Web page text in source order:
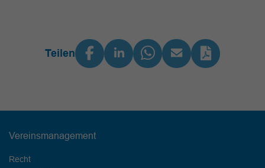
Teilen
Vereinsmanagement
Recht